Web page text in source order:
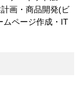
・商品開発(ビ
ページ作成・IT